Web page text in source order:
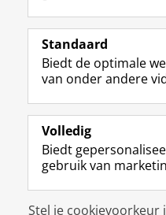
Volg de RUG
Studiekiezers
Alumni
Over ons
Disclaimer &
Standaard
Biedt de optimale
van onder andere
Volledig
Biedt
gebruik van
Stel je cookievoorkeur